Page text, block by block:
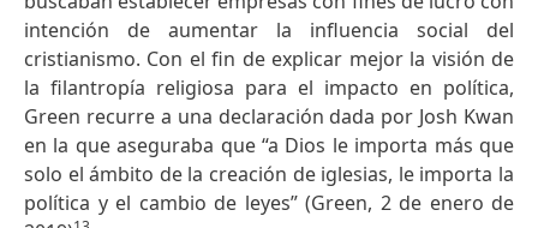
intención de aumentar la influencia social del
cristianismo. Con el fin de explicar mejor la visión de
la filantropía religiosa para el impacto en política,
Green recurre a una declaración dada por Josh Kwan
en la que aseguraba que “a Dios le importa más que
solo el ámbito de la creación de iglesias, le importa la
política y el cambio de leyes” (Green, 2 de enero de